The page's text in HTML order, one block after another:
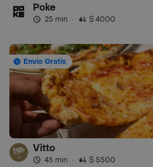
Poke
25 min · $ 4000
Envío Gratis
Vitto
45 min · $ 5500